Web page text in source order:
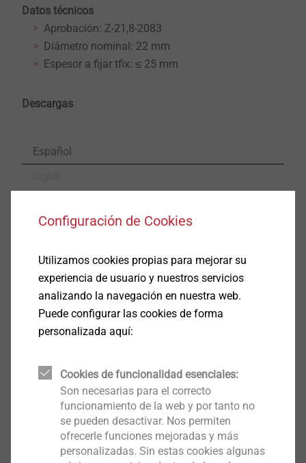
Datos técnicos
Aprobación: Z-21,8-2083
Diámetro nominal: 22 mm
Espesor a fijar tfix: ≤ 25 mm
Descargas
Español
Iso Bar.pdf 13 MB
Filtro
Configuración de Cookies
Utilizamos cookies propias para mejorar su
experiencia de usuario y nuestros servicios
analizando la navegación en nuestra web.
Puede configurar las cookies de forma
personalizada aquí:
Cookies de funcionalidad esenciales:
Son necesarias para el correcto
funcionamiento de la web y por tanto no
se pueden desactivar. Nos permiten
ofrecerle funciones mejoradas y más
personalizadas. Sin estas cookies algunas